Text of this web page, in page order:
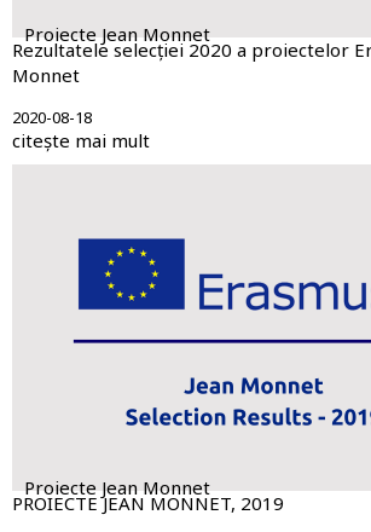
Proiecte Jean Monnet
Rezultatele selecției 2020 a proiectelor
Monnet
2020-08-18
citește mai mult
Proiecte Jean Monnet
PROIECTE JEAN MONNET, 2019